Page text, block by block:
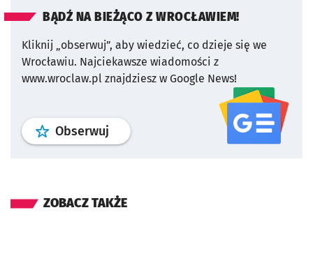
BĄDŹ NA BIEŻĄCO Z WROCŁAWIEM!
Kliknij „obserwuj”, aby wiedzieć, co dzieje się we
Wrocławiu. Najciekawsze wiadomości z
www.wroclaw.pl znajdziesz w Google News!
Obserwuj profil serwisu
ZOBACZ TAKŻE